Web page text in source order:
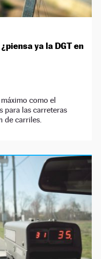
ya la DGT en
como el
para las carreteras
de carriles.